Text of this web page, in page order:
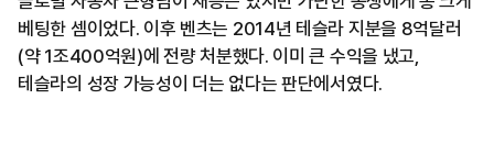
베팅한 셈이었다. 이후 벤츠는 2014년 테슬라 지분을 8억달러
(약 1조400억원)에 전량 처분했다. 이미 큰 수익을 냈고,
테슬라의 성장 가능성이 더는 없다는 판단에서였다.